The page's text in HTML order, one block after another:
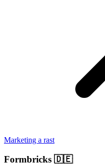
Marketing a rast
Formbricks 🇩🇪